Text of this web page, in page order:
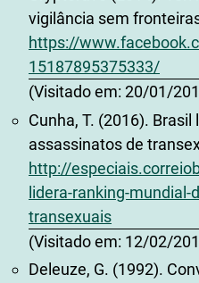
vigilância sem
https://
15187895375333/
(Visitado em: 20/01/
Cunha, T. (2016).
assassinatos de
http://
lidera-ranking-mundial-
transexuais
(Visitado em: 12/02/
Deleuze, G. (1992).